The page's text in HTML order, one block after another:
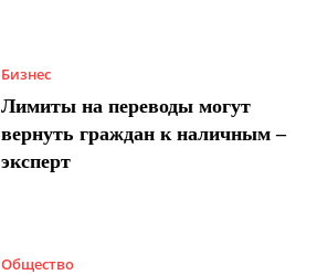
Бизнес
Лимиты на переводы могут
вернуть граждан к наличным –
эксперт
Общество